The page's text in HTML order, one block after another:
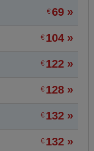
€69 »
€104 »
€122 »
€128 »
€132 »
€132 »